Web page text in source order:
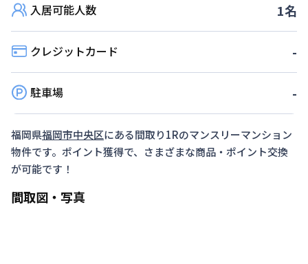
入居可能人数 1名
クレジットカード -
駐車場 -
福岡県福岡市中央区にある間取り1Rのマンスリーマンション
物件です。ポイント獲得で、さまざまな商品・ポイント交換
が可能です！
間取図・写真